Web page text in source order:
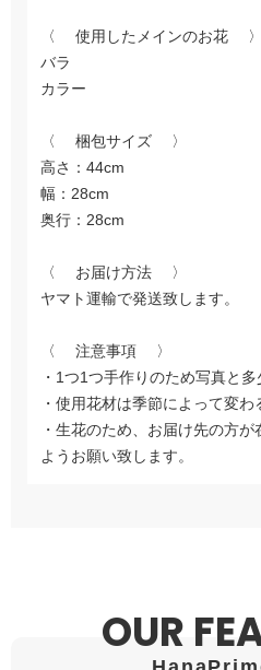
〈 使用したメインのお花 〉
バラ
カラー
〈 梱包サイズ 〉
高さ：44cm
幅：28cm
奥行：28cm
〈 お届け方法 〉
ヤマト運輸で発送致します。
〈 注意事項 〉
・1つ1つ手作りのため写真と
・使用花材は季節によって変わ
・生花のため、お届け先の方
ようお願い致します。
OUR